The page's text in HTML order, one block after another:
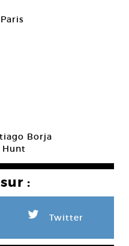
Borja
Hunt
:
L Twitter